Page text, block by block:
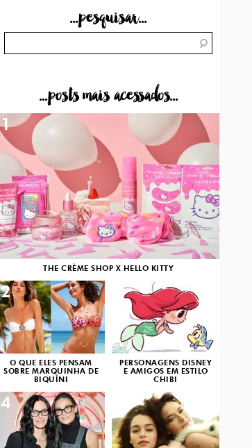
...pesquisar...
...posts mais acessados...
THE CRÈME SHOP X HELLO KITTY
1
O QUE ELES PENSAM
SOBRE MARQUINHA DE
BIQUÍNI
2
PERSONAGENS DISNEY
E AMIGOS EM ESTILO
CHIBI
3
4